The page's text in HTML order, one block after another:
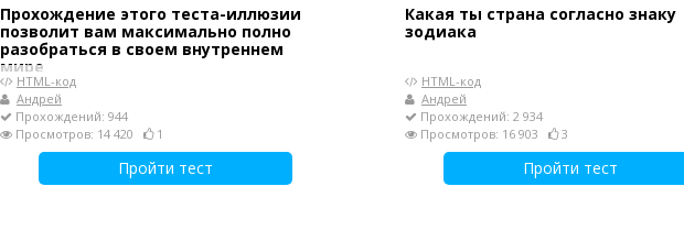
Прохождение этого теста-иллюзии
позволит вам максимально полно
разобраться в своем внутреннем
мире
HTML-код
Андрей
Прохождений: 944
Просмотров: 14 420
1
Пройти тест
Какая ты страна согласно знаку
зодиака
HTML-код
Андрей
Прохождений: 2 934
Просмотров: 16 903
3
Пройти тест